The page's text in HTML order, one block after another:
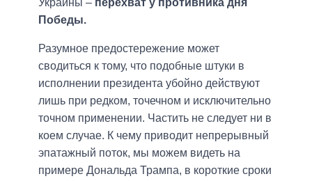
Украины – перехват у противника дня
Победы.
Разумное предостережение может
сводиться к тому, что подобные штуки в
исполнении президента убойно действуют
лишь при редком, точечном и исключительно
точном применении. Частить не следует ни в
коем случае. К чему приводит непрерывный
эпатажный поток, мы можем видеть на
примере Дональда Трампа, в короткие сроки